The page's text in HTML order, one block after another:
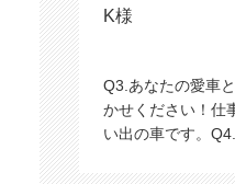
K様
Q3.あなたの愛車
かせください！仕
い出の車です。